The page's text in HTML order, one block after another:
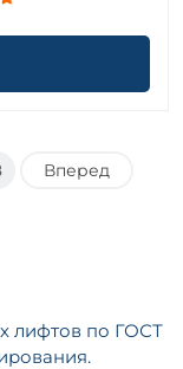
Вперед
лифтов по ГОСТ